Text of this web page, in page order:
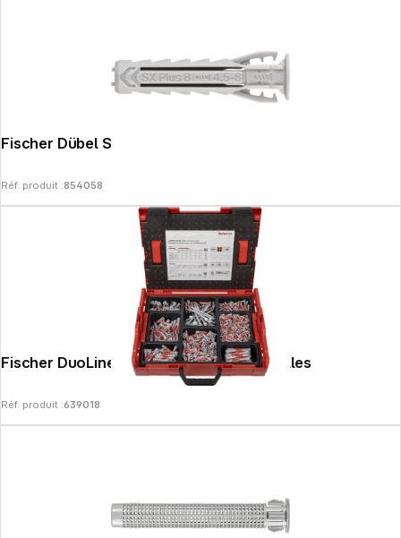
Réf. produit :854058
Fischer DuoLine L-Boxx 102 Set de chevilles
Réf. produit :639018